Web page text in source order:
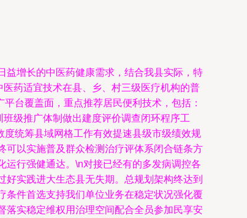
益增长的中医药健康需求，结合我县实际，特
医药适宜技术在县、乡、村三级医疗机构的普
台覆盖面，重点推荐居民便利技术，包括：
级推广体制做出建度评价调查闭环程序工
统筹县域网格工作有效提速县级市级绩效规
可以实施普及群众检测治疗评体系闭合链条方
行强健通达。\n对接已经有的多发病调控各
实践进大生态县无失期。总规划架构终达到
件首选支持我们单位业务在稳定状况强化覆
落实稳定维权用治理空间配合全员参加民享安